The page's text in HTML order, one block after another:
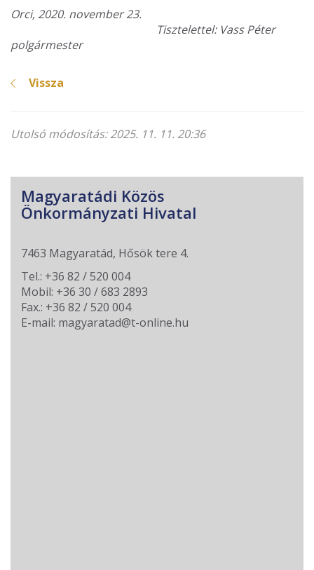
Orci, 2020. november 23.
Tisztelettel: Vass Péter
polgármester
Vissza
Utolsó módosítás: 2025. 11. 11. 20:36
Magyaratádi Közös
Önkormányzati Hivatal
7463 Magyaratád, Hősök tere 4.
Tel.: +36 82 / 520 004
Mobil: +36 30 / 683 2893
Fax.: +36 82 / 520 004
E-mail: magyaratad@t-online.hu